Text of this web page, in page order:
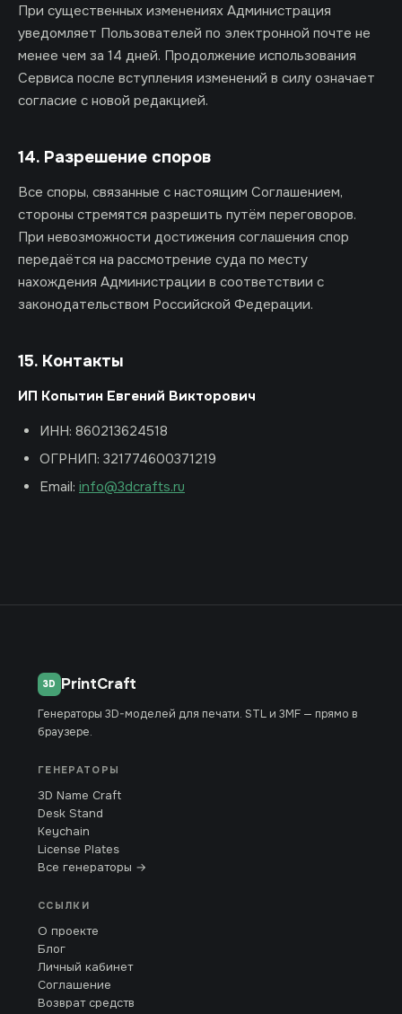
При существенных изменениях Администрация
уведомляет Пользователей по электронной почте не
менее чем за 14 дней. Продолжение использования
Сервиса после вступления изменений в силу означает
согласие с новой редакцией.
14. Разрешение споров
Все споры, связанные с настоящим Соглашением,
стороны стремятся разрешить путём переговоров.
При невозможности достижения соглашения спор
передаётся на рассмотрение суда по месту
нахождения Администрации в соответствии с
законодательством Российской Федерации.
15. Контакты
ИП Копытин Евгений Викторович
ИНН: 860213624518
ОГРНИП: 321774600371219
Email: info@3dcrafts.ru
3D PrintCraft
Генераторы 3D-моделей для печати. STL и 3MF — прямо в
браузере.
ГЕНЕРАТОРЫ
3D Name Craft
Desk Stand
Keychain
License Plates
Все генераторы →
ССЫЛКИ
О проекте
Блог
Личный кабинет
Соглашение
Возврат средств